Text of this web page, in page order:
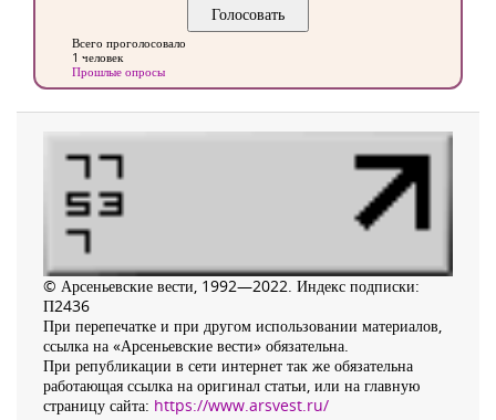
Всего проголосовало
1 человек
Прошлые опросы
© Арсеньевские вести, 1992—2022. Индекс подписки:
П2436
При перепечатке и при другом использовании материалов,
ссылка на «Арсеньевские вести» обязательна.
При републикации в сети интернет так же обязательна
работающая ссылка на оригинал статьи, или на главную
страницу сайта: https://www.arsvest.ru/